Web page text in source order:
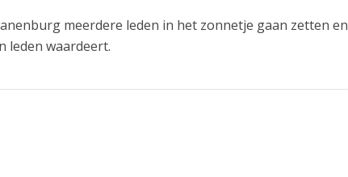
meerdere leden in het zonnetje gaan zetten en
leden waardeert.